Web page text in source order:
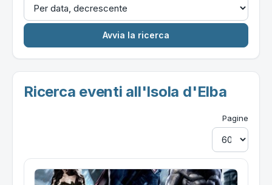
Ricerca eventi all'Isola d'Elba
Pagine